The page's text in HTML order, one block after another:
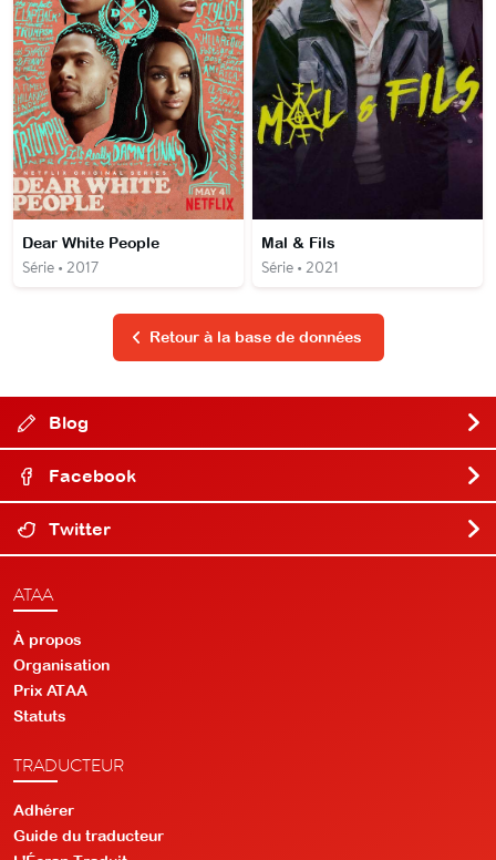
Dear White People
Série • 2017
Mal & Fils
Série • 2021
Retour à la base de données
Blog
Facebook
Twitter
ATAA
À propos
Organisation
Prix ATAA
Statuts
TRADUCTEUR
Adhérer
Guide du traducteur